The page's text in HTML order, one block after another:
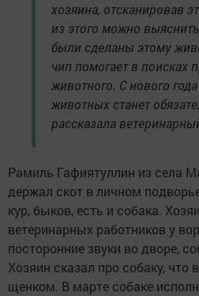
хозяина, отсканировав
из этого можно
были сделаны этому
чип помогает в поисках
животного. С нового
животных станет
рассказала
Рамиль Гафиятуллин из села
держал скот в личном
кур, быков, есть и собака.
ветеринарных работников у
посторонние звуки во дворе,
Хозяин сказал про собаку,
щенком. В марте собаке